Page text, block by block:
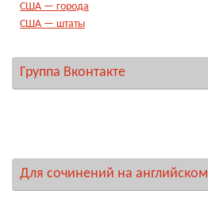
США — города
США — штаты
Группа Вконтакте
Для сочинений на английском